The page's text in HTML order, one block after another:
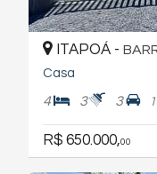
ITAPOÁ -
Casa
4 3 3
R$ 650.000,00